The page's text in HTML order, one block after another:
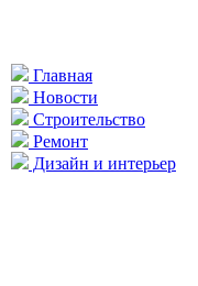
Главная
Новости
Строительство
Ремонт
Дизайн и интерьер